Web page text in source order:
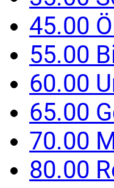
45.00
55.00
60.00
65.00
70.00
80.00